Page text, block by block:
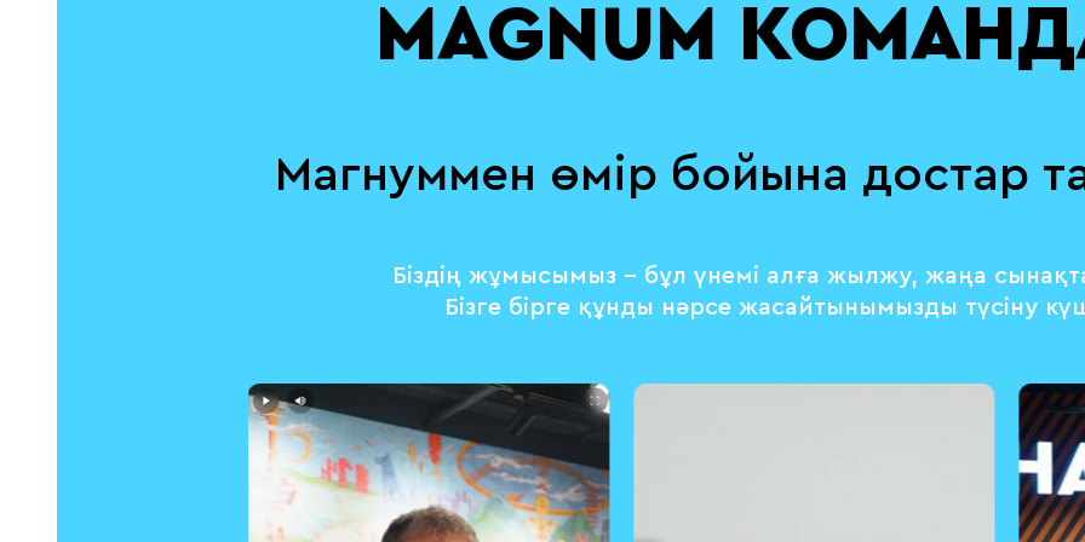
MAGNUM
Магнуммен өмір бойына достар
Біздің жұмысымыз – бұл үнемі алға жылжу, жаңа
Бізге бірге құнды нәрсе жасайтынымызды түсіну